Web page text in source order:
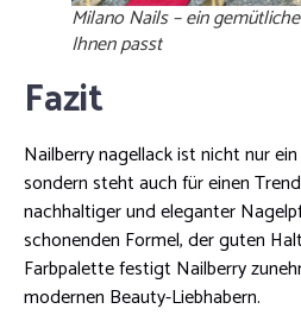
Milano Nails – ein
Ihnen passt
Fazit
Nailberry nagellack ist nicht nur
sondern steht auch für einen
nachhaltiger und eleganter
schonenden Formel, der guten
Farbpalette festigt Nailberry
modernen Beauty-Liebhabern.